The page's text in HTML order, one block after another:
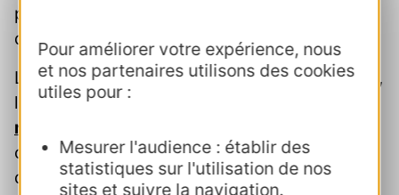
Pour améliorer votre expérience, nous
et nos partenaires utilisons des cookies
utiles pour :
Mesurer l'audience : établir des
statistiques sur l'utilisation de nos
sites et suivre la navigation.
particulièrement en train, et ce, tout au long
de l’année.
Le succès descampagne de communication ,
l'audience en hausse du site
rail-tour.com
constante augmentation du Pass ORT
démontrent l'intérêt des jeunes et des moins